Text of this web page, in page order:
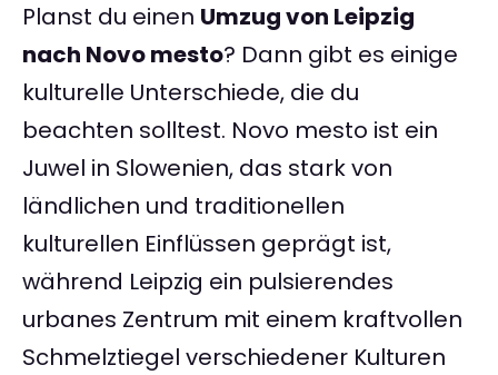
Planst du einen Umzug von Leipzig
nach Novo mesto? Dann gibt es einige
kulturelle Unterschiede, die du
beachten solltest. Novo mesto ist ein
Juwel in Slowenien, das stark von
ländlichen und traditionellen
kulturellen Einflüssen geprägt ist,
während Leipzig ein pulsierendes
urbanes Zentrum mit einem kraftvollen
Schmelztiegel verschiedener Kulturen